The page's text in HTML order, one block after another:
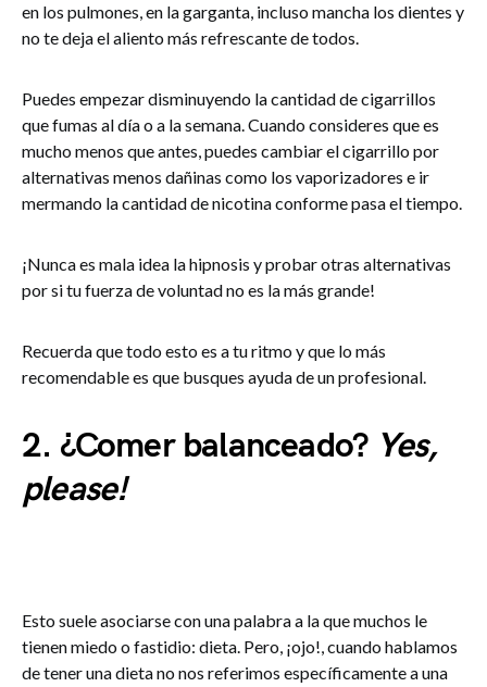
en los pulmones, en la garganta, incluso mancha los dientes y
no te deja el aliento más refrescante de todos.
Puedes empezar disminuyendo la cantidad de cigarrillos
que fumas al día o a la semana. Cuando consideres que es
mucho menos que antes, puedes cambiar el cigarrillo por
alternativas menos dañinas como los vaporizadores e ir
mermando la cantidad de nicotina conforme pasa el tiempo.
¡Nunca es mala idea la hipnosis y probar otras alternativas
por si tu fuerza de voluntad no es la más grande!
Recuerda que todo esto es a tu ritmo y que lo más
recomendable es que busques ayuda de un profesional.
2. ¿Comer balanceado? Yes,
please!
Esto suele asociarse con una palabra a la que muchos le
tienen miedo o fastidio: dieta. Pero, ¡ojo!, cuando hablamos
de tener una dieta no nos referimos específicamente a una